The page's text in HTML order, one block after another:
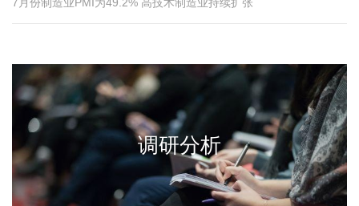
调研分析